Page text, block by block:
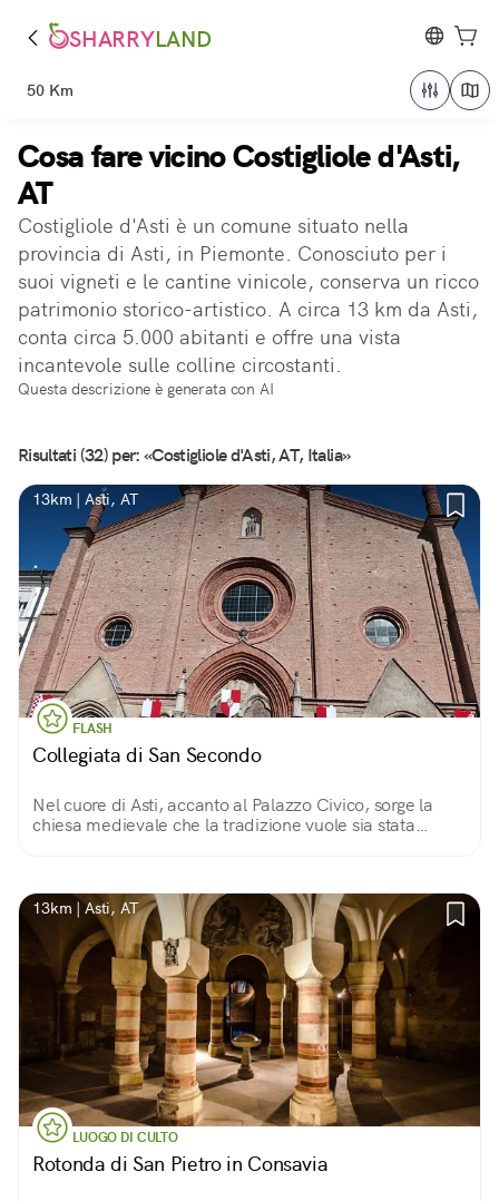
SHARRYLAND
50 Km
Cosa fare vicino Costigliole d'Asti,
AT
Costigliole d'Asti è un comune situato nella
provincia di Asti, in Piemonte. Conosciuto per i
suoi vigneti e le cantine vinicole, conserva un ricco
patrimonio storico-artistico. A circa 13 km da Asti,
conta circa 5.000 abitanti e offre una vista
incantevole sulle colline circostanti.
Questa descrizione è generata con AI
Risultati (32) per: «Costigliole d'Asti, AT, Italia»
13km | Asti, AT
FLASH
Collegiata di San Secondo
Nel cuore di Asti, accanto al Palazzo Civico, sorge la
chiesa medievale che la tradizione vuole sia stata
13km | Asti, AT
LUOGO DI CULTO
Rotonda di San Pietro in Consavia